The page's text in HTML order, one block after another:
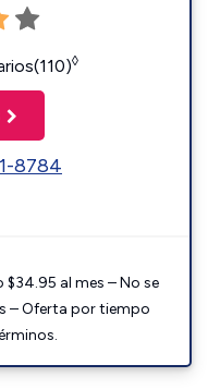
◊
8784
al mes – No se
– Oferta por tiempo